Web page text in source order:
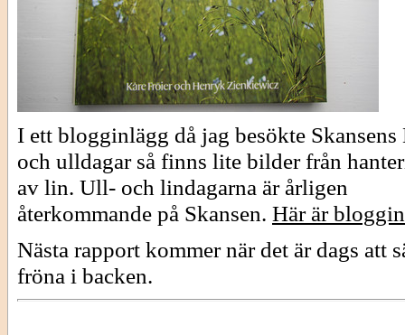
I ett blogginlägg då jag besökte
och ulldagar så finns lite bilder från
av lin. Ull- och lindagarna är årligen
återkommande på Skansen. Här är
Nästa rapport kommer när det är dags att
fröna i backen.